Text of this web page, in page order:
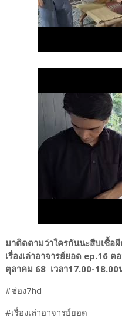
มาติดตามว่าใครกันนะสืบเชื้อ
เรื่องเล่าอาจารย์ยอด ep.16
ตุลาคม 68 เวลา17.00-
#ช่อง7hd
#เรื่องเล่าอาจารย์ยอด